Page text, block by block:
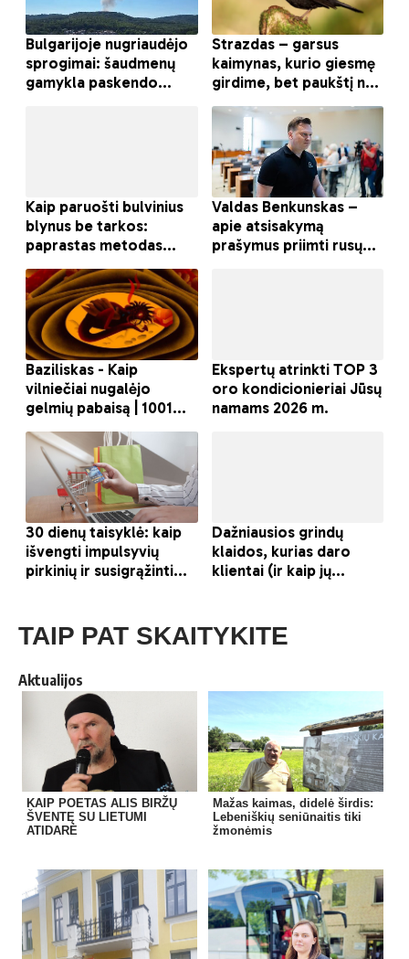
TAIP PAT SKAITYKITE
Aktualijos
KAIP POETAS ALIS BIRŽŲ
ŠVENTĘ SU LIETUMI
ATIDARĖ
Mažas kaimas, didelė širdis:
Lebeniškių seniūnaitis tiki
žmonėmis